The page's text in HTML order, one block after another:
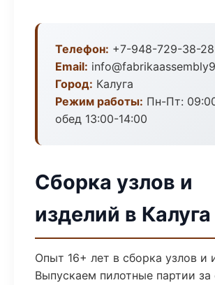
Телефон: +7-948-729-38-28
Email:
Город: Калуга
Режим работы: Пн-Пт:
обед 13:00-14:00
Сборка узлов и
изделий в Калуга
Опыт 16+ лет в сборка узлов и
Выпускаем пилотные партии